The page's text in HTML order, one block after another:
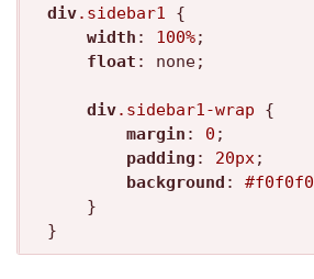
div.sidebar1 {
width : 100%;
float : none;
div.sidebar1-wrap {
margin : 0 ;
padding : 20px;
background : #f0f0f0